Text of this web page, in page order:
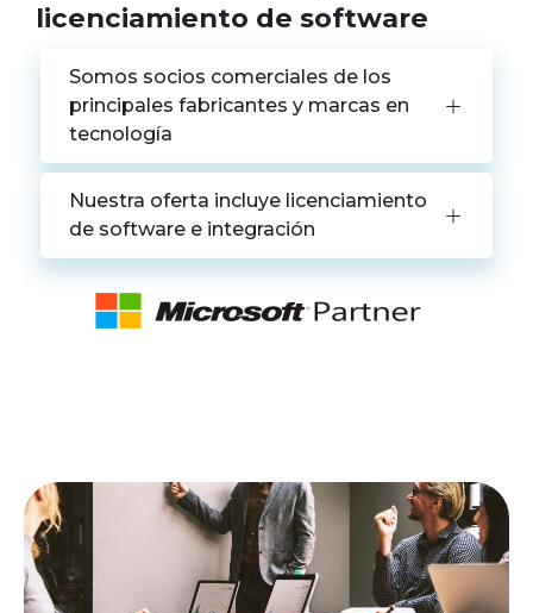
licenciamiento de software
Somos socios comerciales de los
principales fabricantes y marcas en
tecnología
Nuestra oferta incluye licenciamiento
de software e integración